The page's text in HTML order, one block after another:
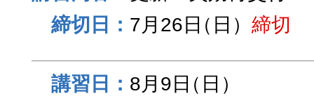
7月26日（日） 締切
8月9日（日）